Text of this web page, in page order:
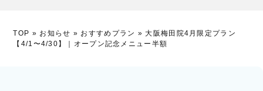
TOP » お知らせ » おすすめプラン »大阪梅田院4月限定プラン
【4/1〜4/30】｜オープン記念メニュー半額